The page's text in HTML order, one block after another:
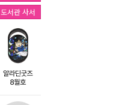
도서관 사서